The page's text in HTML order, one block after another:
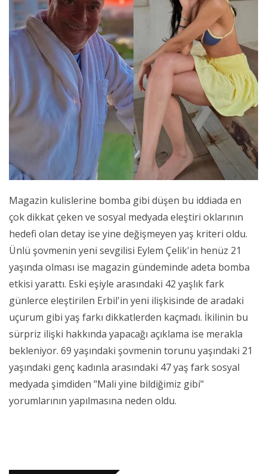
Magazin kulislerine bomba gibi düşen bu iddiada en
çok dikkat çeken ve sosyal medyada eleştiri oklarının
hedefi olan detay ise yine değişmeyen yaş kriteri oldu.
Ünlü şovmenin yeni sevgilisi Eylem Çelik'in henüz 21
yaşında olması ise magazin gündeminde adeta bomba
etkisi yarattı. Eski eşiyle arasındaki 42 yaşlık fark
günlerce eleştirilen Erbil'in yeni ilişkisinde de aradaki
uçurum gibi yaş farkı dikkatlerden kaçmadı. İkilinin bu
sürpriz ilişki hakkında yapacağı açıklama ise merakla
bekleniyor. 69 yaşındaki şovmenin torunu yaşındaki 21
yaşındaki genç kadınla arasındaki 47 yaş fark sosyal
medyada şimdiden "Mali yine bildiğimiz gibi"
yorumlarının yapılmasına neden oldu.